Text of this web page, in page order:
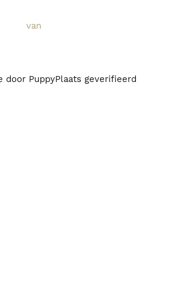
door PuppyPlaats geverifieerd